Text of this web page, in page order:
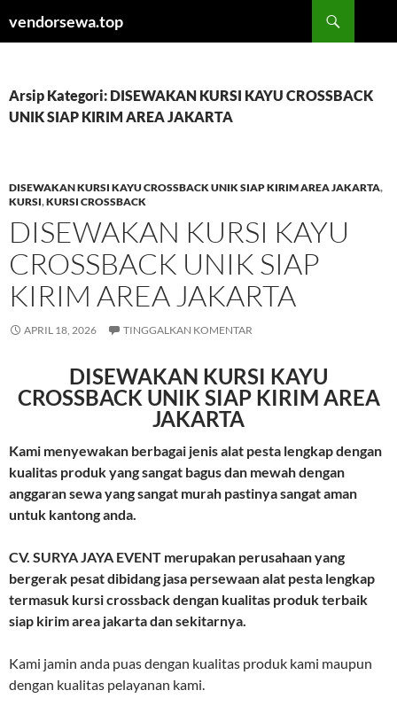
kevendorsewa.top
Arsip Kategori: DISEWAKAN KURSI KAYU CROSSBACK
UNIK SIAP KIRIM AREA JAKARTA
DISEWAKAN KURSI KAYU CROSSBACK UNIK SIAP KIRIM AREA JAKARTA,
KURSI,KURSI CROSSBACK
DISEWAKAN KURSI KAYU
CROSSBACK UNIK SIAP
KIRIM AREA JAKARTA
APRIL 18, 2026 TINGGALKAN KOMENTAR
DISEWAKAN KURSI KAYU
CROSSBACK UNIK SIAP KIRIM AREA
JAKARTA
Kami menyewakan berbagai jenis alat pesta lengkap dengan
kualitas produk yang sangat bagus dan mewah dengan
anggaran sewa yang sangat murah pastinya sangat aman
untuk kantong anda.
CV. SURYA JAYA EVENT merupakan perusahaan yang
bergerak pesat dibidang jasa persewaan alat pesta lengkap
termasuk kursi crossback dengan kualitas produk terbaik
siap kirim area jakarta dan sekitarnya.
Kami jamin anda puas dengan kualitas produk kami maupun
dengan kualitas pelayanan kami.